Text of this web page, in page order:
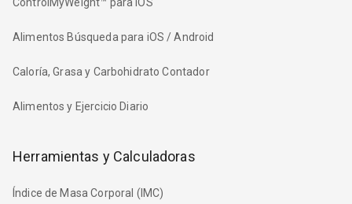
Alimentos Búsqueda para iOS / Android
Caloría, Grasa y Carbohidrato Contador
Alimentos y Ejercicio Diario
Herramientas y Calculadoras
Índice de Masa Corporal (IMC)